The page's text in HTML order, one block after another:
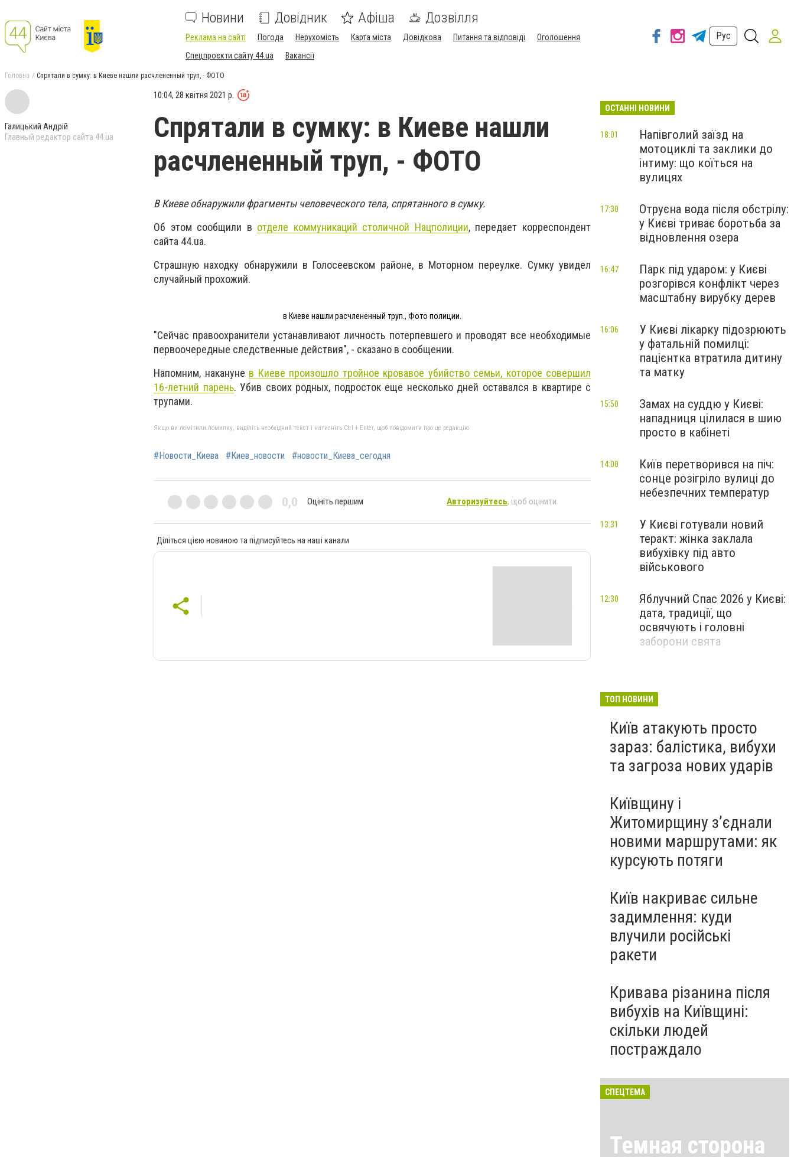
Новини Довідник Афіша Дозвілля
Реклама на сайті Погода Нерухомість Карта міста Довідкова Питання та відповіді
Оголошення
Спецпроєкти сайту 44.ua
Вакансії
Рус
Головна Спрятали в сумку: в Киеве нашли расчлененный труп, - ФОТО
Галицький Андрій
Главный редактор сайта 44.ua
10:04, 28 квітня 2021 р.
Спрятали в сумку: в Киеве нашли
расчлененный труп, - ФОТО
В Киеве обнаружили фрагменты человеческого тела, спрятанного в сумку.
Об этом сообщили в отделе коммуникаций столичной Нацполиции, передает корреспондент
сайта 44.ua.
Страшную находку обнаружили в Голосеевском районе, в Моторном переулке. Сумку увидел
случайный прохожий.
в Киеве нашли расчлененный труп., Фото полиции.
"Сейчас правоохранители устанавливают личность потерпевшего и проводят все необходимые
первоочередные следственные действия", - сказано в сообщении.
Напомним, накануне в Киеве произошло тройное кровавое убийство семьи, которое совершил
16-летний парень. Убив своих родных, подросток еще несколько дней оставался в квартире с
трупами.
Якщо ви помітили помилку, виділіть необхідний текст і натисніть Ctrl + Enter, щоб повідомити про це редакцію
#Новости_Киева #Киев_новости #новости_Киева_сегодня
0,0 Оцініть першим Авторизуйтесь, щоб оцінити
Діліться цією новиною та підписуйтесь на наші канали
ОСТАННІ НОВИНИ
Напівголий заїзд на
мотоциклі та заклики до
інтиму: що коїться на
вулицях
18:01
Отруєна вода після обстрілу:
у Києві триває боротьба за
відновлення озера
17:30
Парк під ударом: у Києві
розгорівся конфлікт через
масштабну вирубку дерев
16:47
У Києві лікарку підозрюють
у фатальній помилці:
пацієнтка втратила дитину
та матку
16:06
Замах на суддю у Києві:
нападниця цілилася в шию
просто в кабінеті
15:50
Київ перетворився на піч:
сонце розігріло вулиці до
небезпечних температур
14:00
У Києві готували новий
теракт: жінка заклала
вибухівку під авто
військового
13:31
Яблучний Спас 2026 у Києві:
дата, традиції, що
освячують і головні
заборони свята
12:30
ТОП НОВИНИ
Київ атакують просто
зараз: балістика, вибухи
та загроза нових ударів
Київщину і
Житомирщину з’єднали
новими маршрутами: як
курсують потяги
Київ накриває сильне
задимлення: куди
влучили російські
ракети
Кривава різанина після
вибухів на Київщині:
скільки людей
постраждало
СПЕЦТЕМА
Темная сторона